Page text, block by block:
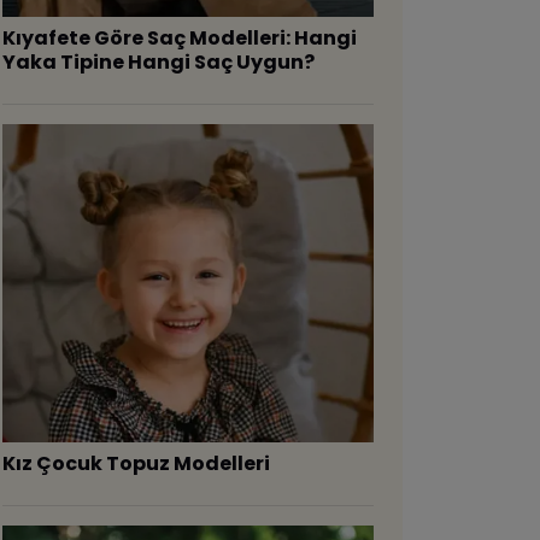
Kıyafete Göre Saç Modelleri: Hangi
Yaka Tipine Hangi Saç Uygun?
Kız Çocuk Topuz Modelleri